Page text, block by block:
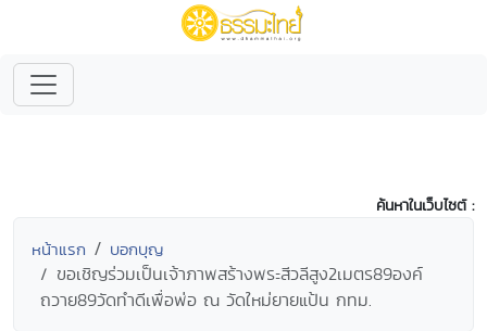
ค้นหาในเว็บไซต์ :
หน้าแรก บอกบุญ
ขอเชิญร่วมเป็นเจ้าภาพสร้างพระสีวลีสูง2เมตร89องค์
ถวาย89วัดทำดีเพื่อพ่อ ณ วัดใหม่ยายแป้น กทม.